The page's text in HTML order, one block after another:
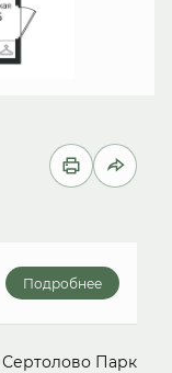
Подробнее
Сертолово Парк